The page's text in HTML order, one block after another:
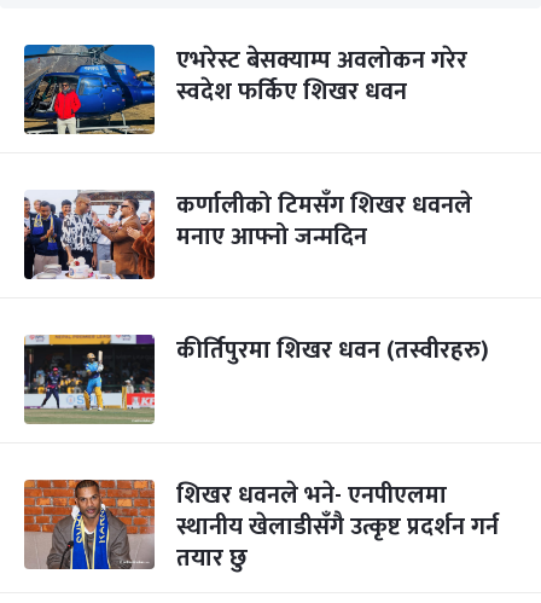
एभरेस्ट बेसक्याम्प अवलोकन गरेर
स्वदेश फर्किए शिखर धवन
कर्णालीको टिमसँग शिखर धवनले
मनाए आफ्नो जन्मदिन
कीर्तिपुरमा शिखर धवन (तस्वीरहरु)
शिखर धवनले भने- एनपीएलमा
स्थानीय खेलाडीसँगै उत्कृष्ट प्रदर्शन गर्न
तयार छु